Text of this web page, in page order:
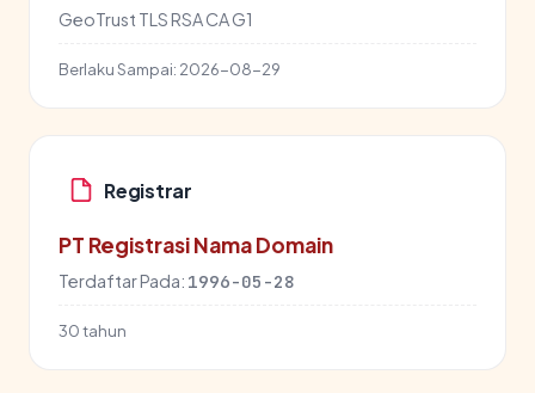
GeoTrust TLS RSA CA G1
Berlaku Sampai: 2026-08-29
Registrar
PT Registrasi Nama Domain
Terdaftar Pada: 1996-05-28
30 tahun